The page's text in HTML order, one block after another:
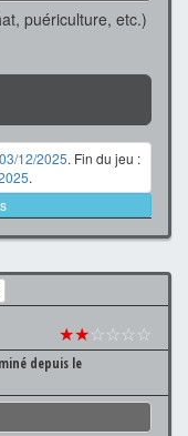
puériculture, etc.)
12/2025. Fin du jeu :
.
★★☆☆☆☆
depuis le